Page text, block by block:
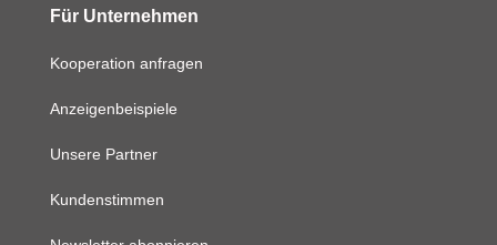
Für Unternehmen
Kooperation anfragen
Anzeigenbeispiele
Unsere Partner
Kundenstimmen